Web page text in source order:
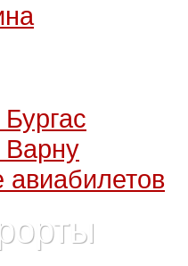
авиабилетов